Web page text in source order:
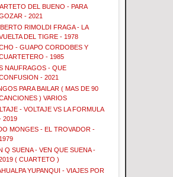
DEL BUENO - PARA
- 2021
RIMOLDI FRAGA - LA
DEL TIGRE - 1978
- GUAPO CORDOBES Y
- 1985
NAUFRAGOS - QUE
- 2021
PARA BAILAR ( MAS DE 90
) VARIOS
- VOLTAJE VS LA FORMULA
2019
MONGES - EL TROVADOR -
1979
Q SUENA - VEN QUE SUENA -
( CUARTETO )
YUPANQUI - VIAJES POR